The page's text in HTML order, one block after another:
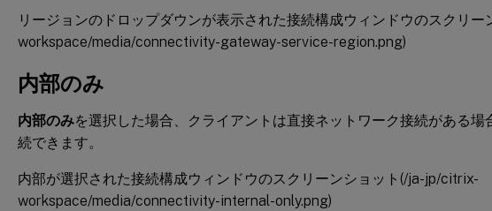
リージョンのドロップダウンが表示された接続構成ウィンドウのスクリ
workspace/media/connectivity-gateway-service-region.png)
内部のみ
内部のみを選択した場合、クライアントは直接ネットワーク接続がある場
続できます。
内部が選択された接続構成ウィンドウのスクリーンショット(/ja-jp/citrix-
workspace/media/connectivity-internal-only.png)